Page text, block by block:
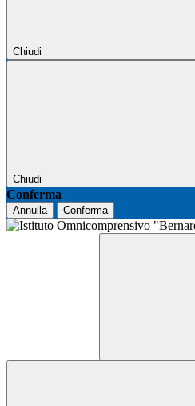
Chiudi
Chiudi
Conferma
Annulla Conferma